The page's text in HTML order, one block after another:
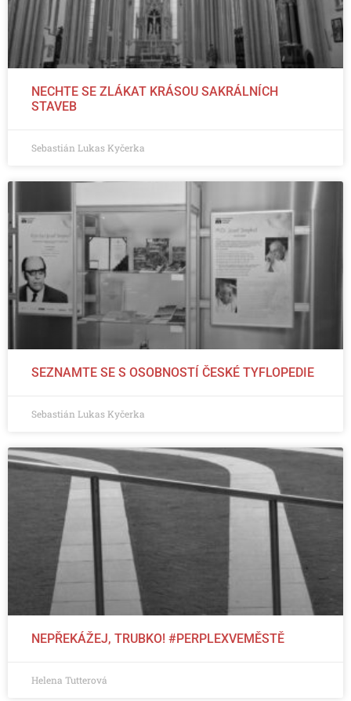
NECHTE SE ZLÁKAT KRÁSOU SAKRÁLNÍCH
STAVEB
Sebastián Lukas Kyčerka
SEZNAMTE SE S OSOBNOSTÍ ČESKÉ TYFLOPEDIE
Sebastián Lukas Kyčerka
NEPŘEKÁŽEJ, TRUBKO! #PERPLEXVEMĚSTĚ
Helena Tutterová